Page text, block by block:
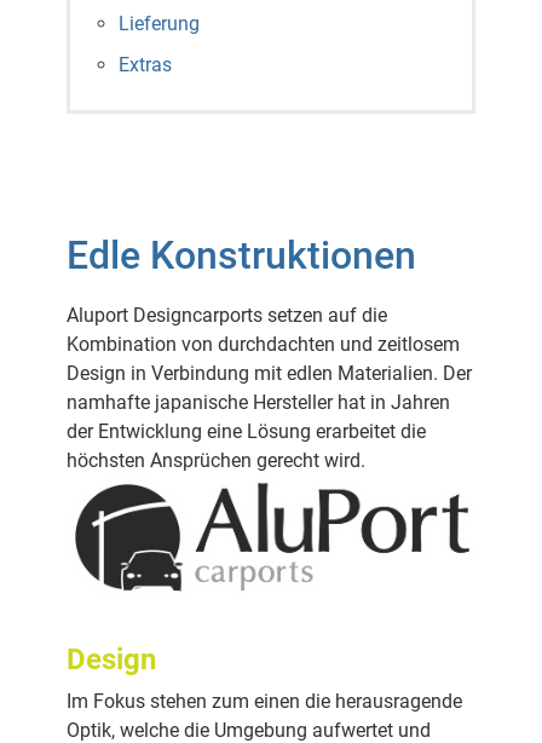
Lieferung
Extras
Edle Konstruktionen
Aluport Designcarports setzen auf die
Kombination von durchdachten und zeitlosem
Design in Verbindung mit edlen Materialien. Der
namhafte japanische Hersteller hat in Jahren
der Entwicklung eine Lösung erarbeitet die
höchsten Ansprüchen gerecht wird.
Design
Im Fokus stehen zum einen die herausragende
Optik, welche die Umgebung aufwertet und